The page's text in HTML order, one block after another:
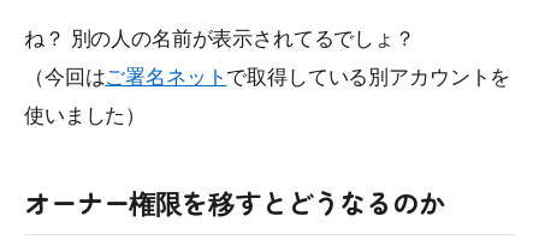
ね？ 別の人の名前が表示されてるでしょ？
（今回はご署名ネット で取得している別アカウントを
使いました）
オーナー権限を移すとどうなるのか